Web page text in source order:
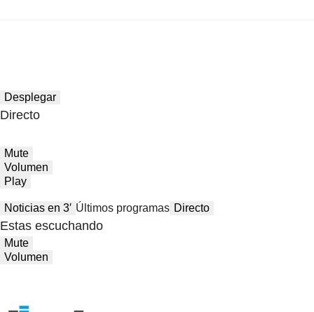
Desplegar
Directo
Mute
Volumen
Play
Noticias en 3′ Últimos programas Directo
Estas escuchando
Mute
Volumen